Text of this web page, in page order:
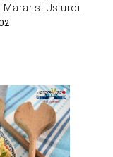
Marar si Usturoi